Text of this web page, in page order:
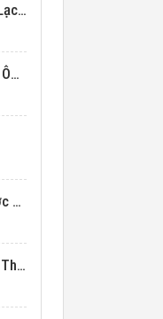
Độ Thiệu Hoa - Tầm Trảo Thất Lạc Đích Ái Tình
Thập Niên 80: Này Thủ Trưởng, Ôm Một Cái Đi!
Thay Chị Vào Hào Môn, Tôi Được Cưng Chiều Hết Mực (Thập Niên 90)
Đại Lão Trở Về, Không Diễn Vai Thiên Kim Giả Nữa